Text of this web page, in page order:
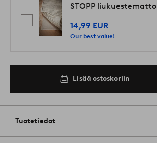
STOPP liukuestematto
14,99 EUR
Our best value!
Lisää ostoskoriin
Tuotetiedot